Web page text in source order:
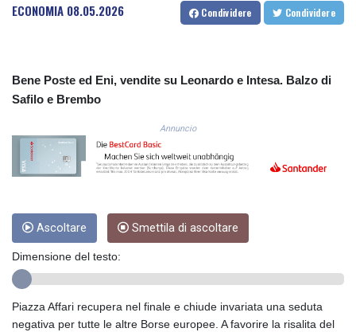
3641.136324
CRC 525.082981
CVE 110.279556
DKK 7.475686
DZD 153.094981
ETB 186.307243
FJD 2.552999
GEL 3.01278
GGP 0.855822
GHS 13.567791
ECONOMIA 08.05.2026 Condividere Condividere
Bene Poste ed Eni, vendite su Leonardo e Intesa. Balzo di
Safilo e Brembo
Annuncio
Ascoltare Smettila di ascoltare
Dimensione del testo:
Piazza Affari recupera nel finale e chiude invariata una seduta
negativa per tutte le altre Borse europee. A favorire la risalita del